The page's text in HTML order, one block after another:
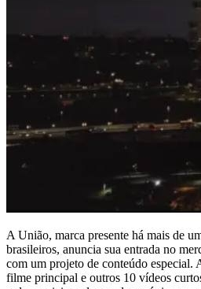
A União, marca presente há mais de
brasileiros, anuncia sua entrada no
com um projeto de conteúdo especial.
filme principal e outros 10 vídeos